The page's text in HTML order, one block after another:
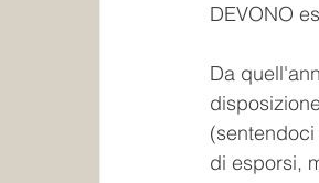
DEVONO
Da
di esporsi,